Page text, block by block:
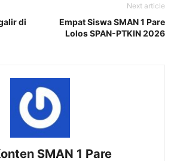
di
Next article
Empat Siswa SMAN 1 Pare
Lolos SPAN-PTKIN 2026
SMAN 1 Pare